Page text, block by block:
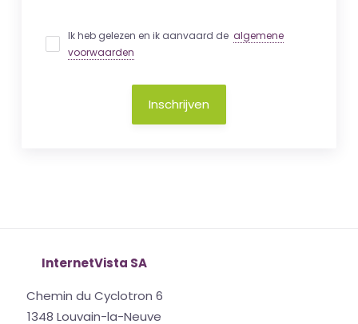
Ik heb gelezen en ik aanvaard de algemene
voorwaarden
Inschrijven
InternetVista SA
Chemin du Cyclotron 6
1348 Louvain-la-Neuve